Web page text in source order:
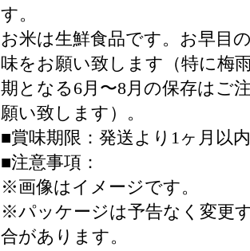
す。
お米は生鮮食品です。お早目
味をお願い致します（特に梅
期となる6月〜8月の保存はご
願い致します）。
■賞味期限：発送より1ヶ月以内
■注意事項：
※画像はイメージです。
※パッケージは予告なく変更
合があります。